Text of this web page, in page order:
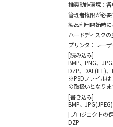
これは使えます
さん）
このソフトは大
す。簡単な補正
ん）
大変助かります
現在、ある会の
会い楽に印刷で
オリジナルカレ
ん）
こんなソフトを
わかりやすいのも
デジカメで撮っ
これは便利。の
推奨動作環境：
管理者権限が必要
製品利用開始時
ハードディスク
プリンタ：レー
[読み込み]
BMP、PNG、
DZP、DAF(ILF)、
※PSDファイルは
の取扱いとなりま
[書き込み]
BMP、JPG(JPEG)
[プロジェクトの
DZP